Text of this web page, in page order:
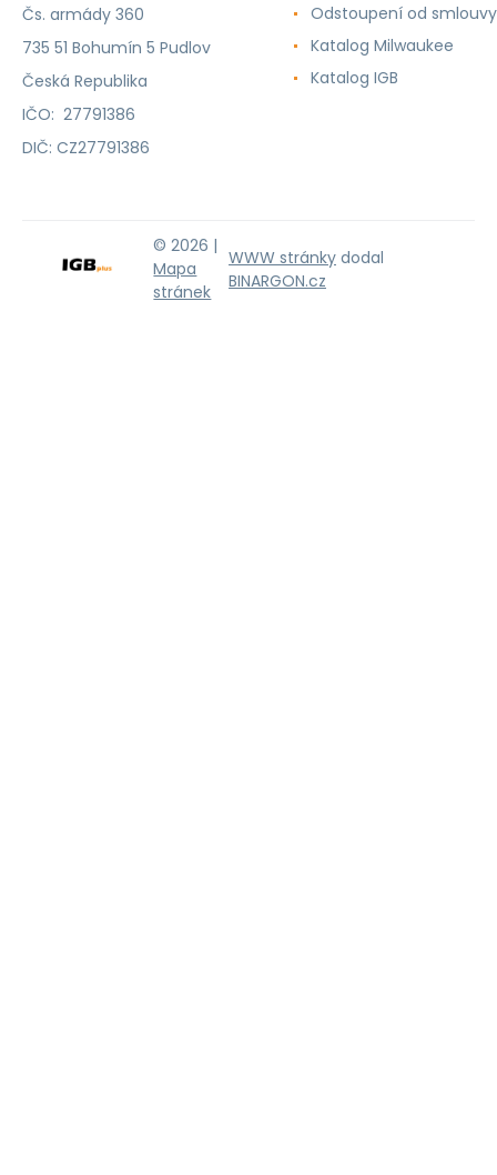
Čs. armády 360
735 51 Bohumín 5 Pudlov
Česká Republika
IČO: 27791386
DIČ: CZ27791386
Odstoupení od smlouvy
Katalog Milwaukee
Katalog IGB
© 2026 |
Mapa
stránek
WWW stránky dodal
BINARGON.cz